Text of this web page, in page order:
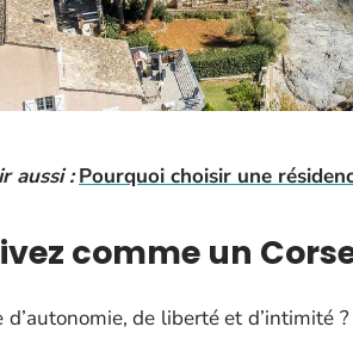
aussi : Pourquoi choisir une
comme un
d’autonomie, de liberté et d’intimité